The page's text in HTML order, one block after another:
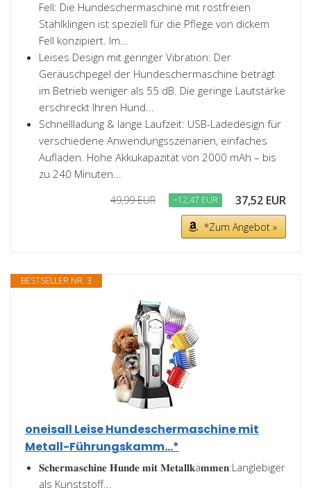
Fell: Die Hundeschermaschine mit rostfreien
Stahlklingen ist speziell für die Pflege von dickem
Fell konzipiert. Im...
Leises Design mit geringer Vibration: Der
Geräuschpegel der Hundeschermaschine beträgt
im Betrieb weniger als 55 dB. Die geringe Lautstärke
erschreckt Ihren Hund...
Schnellladung & lange Laufzeit: USB-Ladedesign für
verschiedene Anwendungsszenarien, einfaches
Aufladen. Hohe Akkukapazität von 2000 mAh – bis
zu 240 Minuten...
49,99 EUR −12,47 EUR 37,52 EUR
*Zum Angebot »
BESTSELLER NR. 3
oneisall Leise Hundeschermaschine mit
Metall-Führungskamm...*
𝐒𝐜𝐡𝐞𝐫𝐦𝐚𝐬𝐜𝐡𝐢𝐧𝐞 𝐇𝐮𝐧𝐝𝐞 𝐦𝐢𝐭 𝐌𝐞𝐭𝐚𝐥𝐥𝐤ä𝐦𝐦𝐞𝐧:Langlebiger
als Kunststoff...